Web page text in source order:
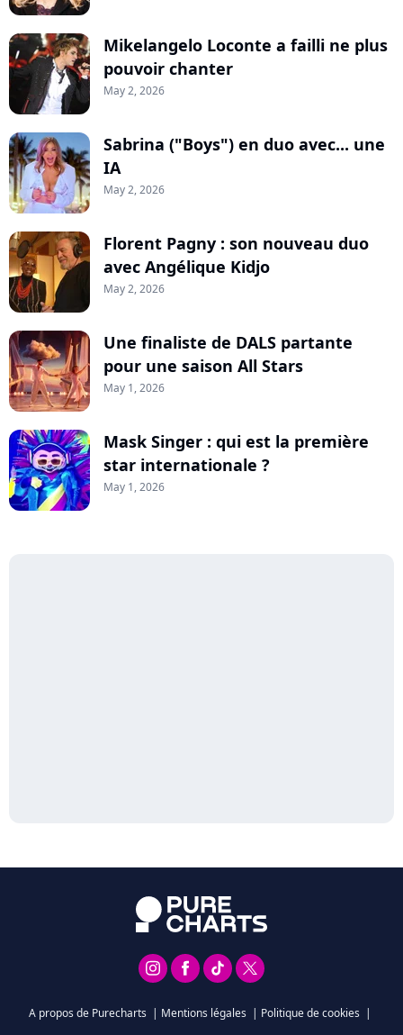
Mikelangelo Loconte a failli ne plus
pouvoir chanter
May 2, 2026
Sabrina ("Boys") en duo avec... une
IA
May 2, 2026
Florent Pagny : son nouveau duo
avec Angélique Kidjo
May 2, 2026
Une finaliste de DALS partante
pour une saison All Stars
May 1, 2026
Mask Singer : qui est la première
star internationale ?
May 1, 2026
A propos de Purecharts | Mentions légales | Politique de cookies |